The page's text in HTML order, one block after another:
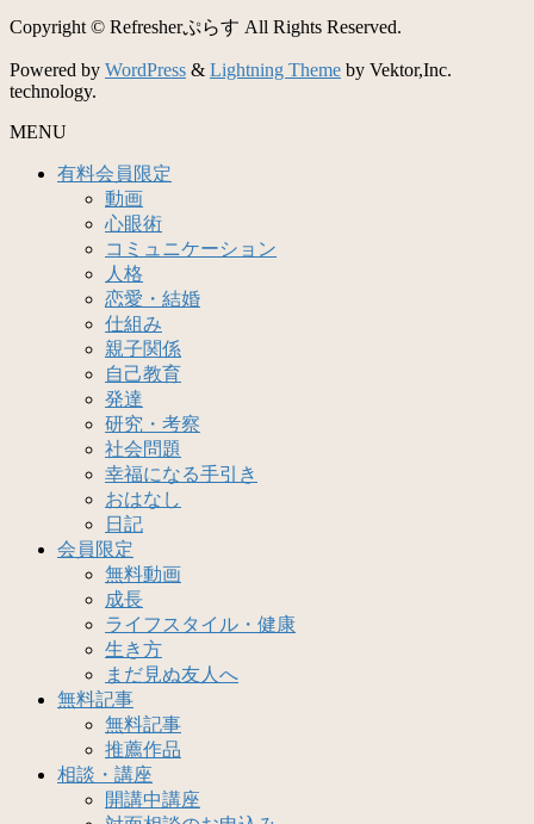
Copyright © Refresherぷらす All Rights Reserved.
Powered by WordPress & Lightning Theme by Vektor,Inc.
technology.
MENU
有料会員限定
動画
心眼術
コミュニケーション
人格
恋愛・結婚
仕組み
親子関係
自己教育
発達
研究・考察
社会問題
幸福になる手引き
おはなし
日記
会員限定
無料動画
成長
ライフスタイル・健康
生き方
まだ見ぬ友人へ
無料記事
無料記事
推薦作品
相談・講座
開講中講座